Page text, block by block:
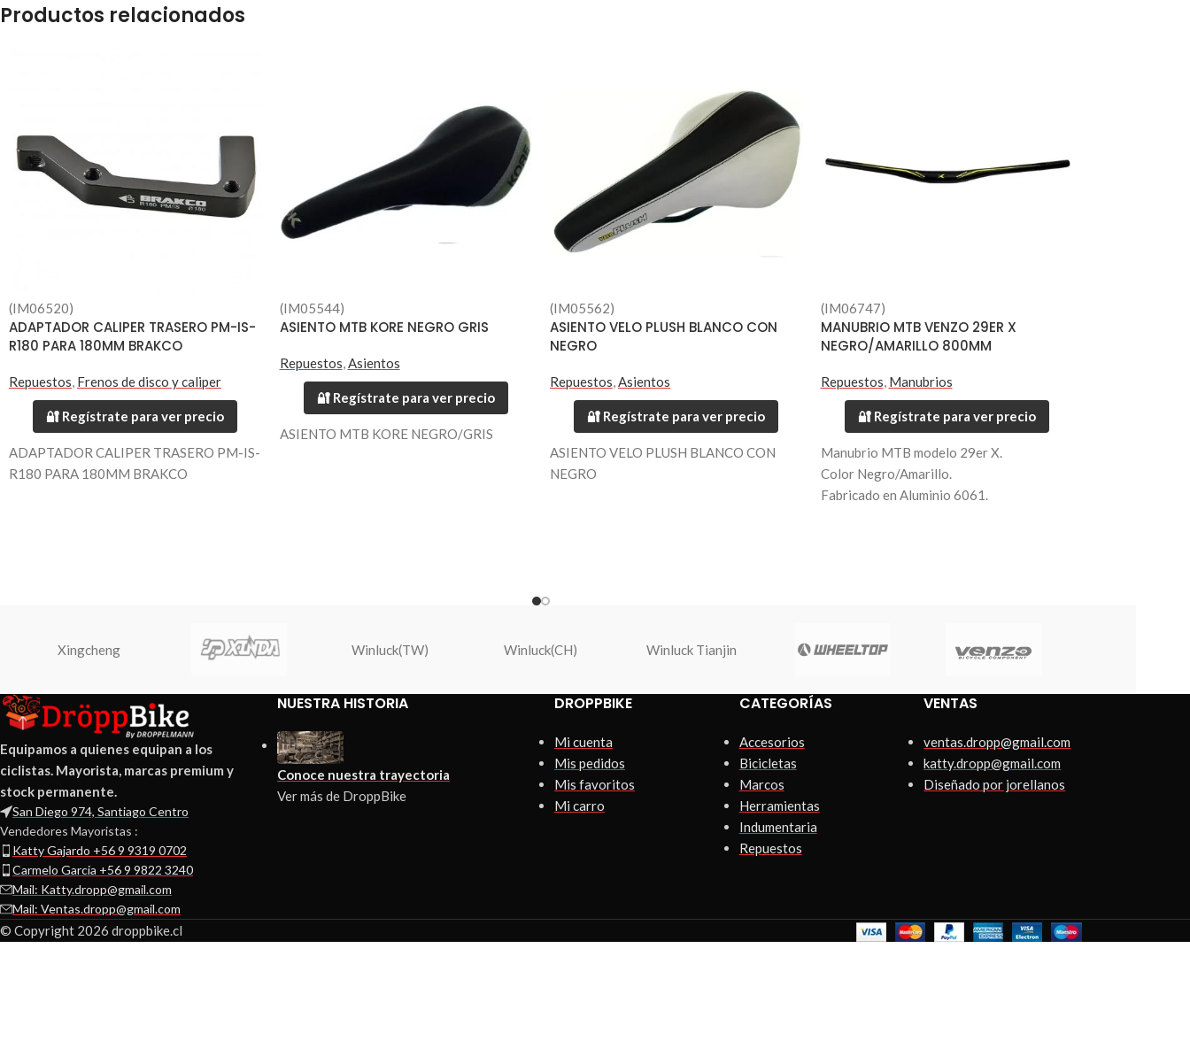
Productos relacionados
(IM06520)
ADAPTADOR CALIPER TRASERO PM-IS-
R180 PARA 180MM BRAKCO
Repuestos, Frenos de disco y caliper
🔐 Regístrate para ver precio
ADAPTADOR CALIPER TRASERO PM-IS-
R180 PARA 180MM BRAKCO
(IM05544)
ASIENTO MTB KORE NEGRO GRIS
Repuestos,Asientos
🔐 Regístrate para ver precio
ASIENTO MTB KORE NEGRO/GRIS
(IM05562)
ASIENTO VELO PLUSH BLANCO CON
NEGRO
Repuestos,Asientos
🔐 Regístrate para ver precio
ASIENTO VELO PLUSH BLANCO CON
NEGRO
(IM06747)
MANUBRIO MTB VENZO 29ER X
NEGRO/AMARILLO 800MM
Repuestos, Manubrios
🔐 Regístrate para ver precio
Manubrio MTB modelo 29er X.
Color Negro/Amarillo.
Fabricado en Aluminio 6061.
Xingcheng Winluck(TW) Winluck(CH) Winluck Tianjin
Equipamos a quienes equipan a los
ciclistas. Mayorista, marcas premium y
stock permanente.
San Diego 974, Santiago Centro
Vendedores Mayoristas :
Katty Gajardo +56 9 9319 0702
Carmelo Garcia +56 9 9822 3240
Mail: Katty.dropp@gmail.com
Mail: Ventas.dropp@gmail.com
NUESTRA HISTORIA
Conoce nuestra trayectoria
Ver más de DroppBike
DROPPBIKE
Mi cuenta
Mis pedidos
Mis favoritos
Mi carro
CATEGORÍAS
Accesorios
Bicicletas
Marcos
Herramientas
Indumentaria
Repuestos
VENTAS
ventas.dropp@gmail.com
katty.dropp@gmail.com
Diseñado por jorellanos
© Copyright 2026 droppbike.cl